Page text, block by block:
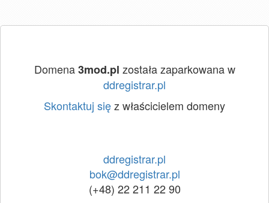
Domena3mod.pl została zaparkowana w
ddregistrar.pl
Skontaktuj sięz właścicielem domeny
ddregistrar.pl
bok@ddregistrar.pl
(+48) 22 211 22 90